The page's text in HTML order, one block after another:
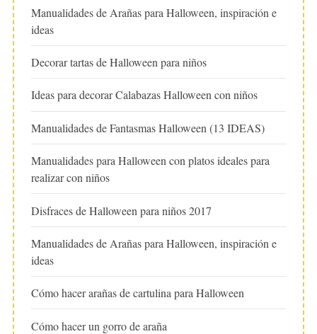
Manualidades de Arañas para Halloween, inspiración e
ideas
Decorar tartas de Halloween para niños
Ideas para decorar Calabazas Halloween con niños
Manualidades de Fantasmas Halloween (13 IDEAS)
Manualidades para Halloween con platos ideales para
realizar con niños
Disfraces de Halloween para niños 2017
Manualidades de Arañas para Halloween, inspiración e
ideas
Cómo hacer arañas de cartulina para Halloween
Cómo hacer un gorro de araña